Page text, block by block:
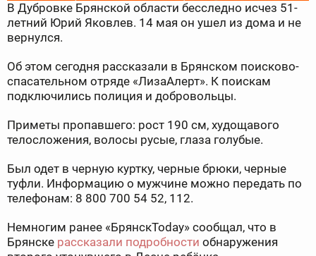
В Дубровке Брянской области бесследно исчез 51-
летний Юрий Яковлев. 14 мая он ушел из дома и не
вернулся.
Об этом сегодня рассказали в Брянском поисково-
спасательном отряде «ЛизаАлерт». К поискам
подключились полиция и добровольцы.
Приметы пропавшего: рост 190 см, худощавого
телосложения, волосы русые, глаза голубые.
Был одет в черную куртку, черные брюки, черные
туфли. Информацию о мужчине можно передать по
телефонам: 8 800 700 54 52, 112.
Немногим ранее «БрянскToday» сообщал, что в
Брянске рассказали подробности обнаружения